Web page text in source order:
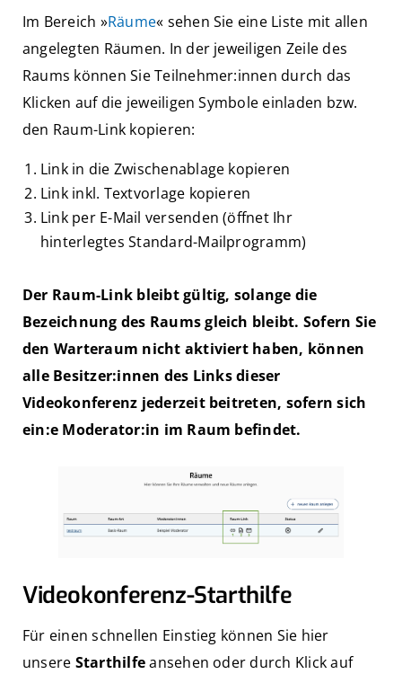
Im Bereich »Räume« sehen Sie eine Liste mit allen
angelegten Räumen. In der jeweiligen Zeile des
Raums können Sie Teilnehmer:innen durch das
Klicken auf die jeweiligen Symbole einladen bzw.
den Raum-Link kopieren:
Link in die Zwischenablage kopieren
Link inkl. Textvorlage kopieren
Link per E-Mail versenden (öffnet Ihr
hinterlegtes Standard-Mailprogramm)
Der Raum-Link bleibt gültig, solange die
Bezeichnung des Raums gleich bleibt. Sofern Sie
den Warteraum nicht aktiviert haben, können
alle Besitzer:innen des Links dieser
Videokonferenz jederzeit beitreten, sofern sich
ein:e Moderator:in im Raum befindet.
Videokonferenz-Starthilfe
Für einen schnellen Einstieg können Sie hier
unsere Starthilfeansehen oder durch Klick auf